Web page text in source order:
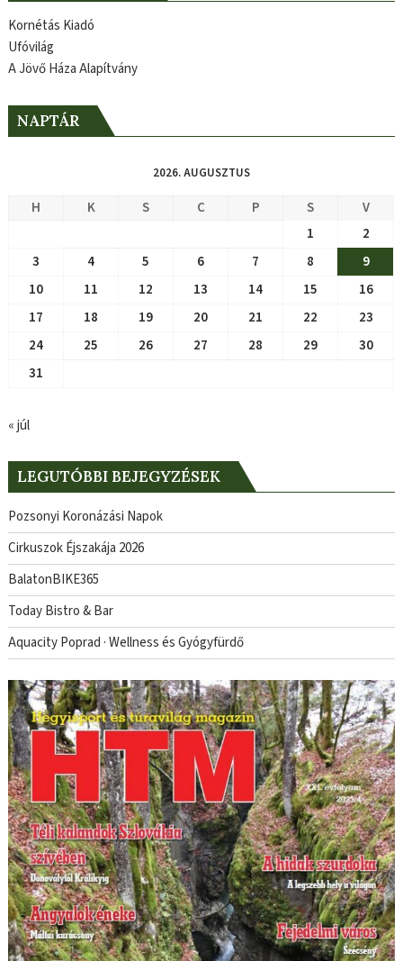
Kornétás Kiadó
Ufóvilág
A Jövő Háza Alapítvány
NAPTÁR
2026. AUGUSZTUS
H K S C P S
V
1
2
3
4 5 6 7 8
9
10
11 12 13 14 15
16
17
18 19 20 21 22
23
24
25 26 27 28 29
30
31
« júl
LEGUTÓBBI BEJEGYZÉSEK
Pozsonyi Koronázási Napok
Cirkuszok Éjszakája 2026
BalatonBIKE365
Today Bistro & Bar
Aquacity Poprad · Wellness és Gyógyfürdő